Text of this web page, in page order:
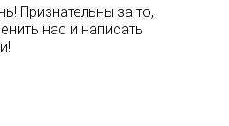
Признательны за то,
нас и написать